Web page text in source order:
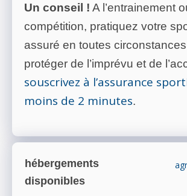
Un conseil ! A l’entrainement
compétition, pratiquez votre
assuré en toutes
protéger de l’imprévu et de
souscrivez à l’assurance
moins de 2 minutes.
hébergements
disponibles